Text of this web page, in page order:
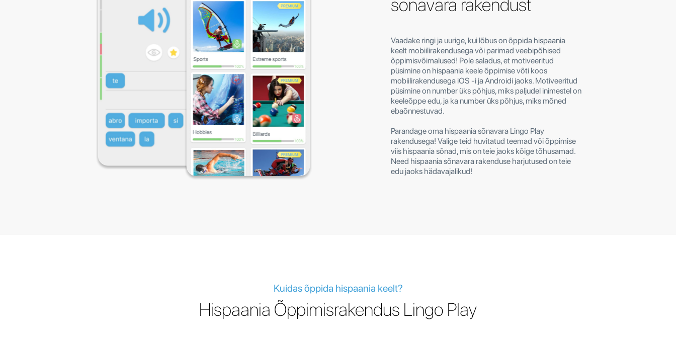
sõnavara rakendust
Vaadake ringi ja uurige, kui lõbus on õppida hispaania
keelt mobiilirakendusega või parimad veebipõhised
õppimisvõimalused! Pole saladus, et motiveeritud
püsimine on hispaania keele õppimise võti koos
mobiilirakendusega iOS -i ja Androidi jaoks. Motiveeritud
püsimine on number üks põhjus, miks paljudel inimestel on
keeleõppe edu, ja ka number üks põhjus, miks mõned
ebaõnnestuvad.
Parandage oma hispaania sõnavara Lingo Play
rakendusega! Valige teid huvitatud teemad või õppimise
viis hispaania sõnad, mis on teie jaoks kõige tõhusamad.
Need hispaania sõnavara rakenduse harjutused on teie
edu jaoks hädavajalikud!
Kuidas õppida hispaania keelt?
Hispaania Õppimisrakendus Lingo Play